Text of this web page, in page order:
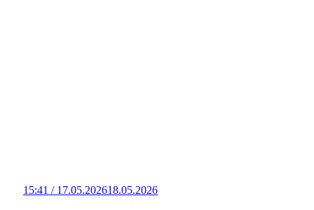
15:41 / 17.05.202618.05.2026